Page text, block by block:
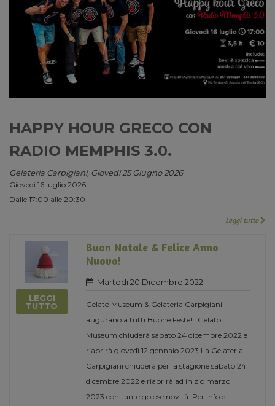
HAPPY HOUR GRECO CON
RADIO MEMPHIS 3.0.
Gelateria Carpigiani, Giovedi 25 Giugno 2026
Giovedì 16 luglio 2026
Dalle 17:00 alle 20:30
Leggi tutto
LEGGI
TUTTO
Buon Natale & Felice Anno
Nuovo!
Martedi 20 Dicembre 2022
Gelato Museum & Gelateria Carpigiani
augurano a tutti Buone Feste!Il Gelato
Museum chiuderà sabato 24 dicembre 2022 e
riaprirà giovedì 12 gennaio 2023.La Gelateria
Carpigiani chiuderà per la stagione sabato 24
dicembre 2022 e riaprirà ad inizio marzo
2023 con tante golose novità. Per info e